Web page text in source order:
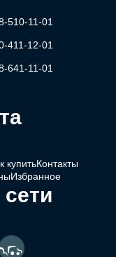
510-11-01
411-12-01
641-11-01
купитьКонтакты
Избранное